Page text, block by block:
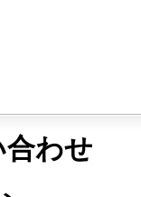
わせ